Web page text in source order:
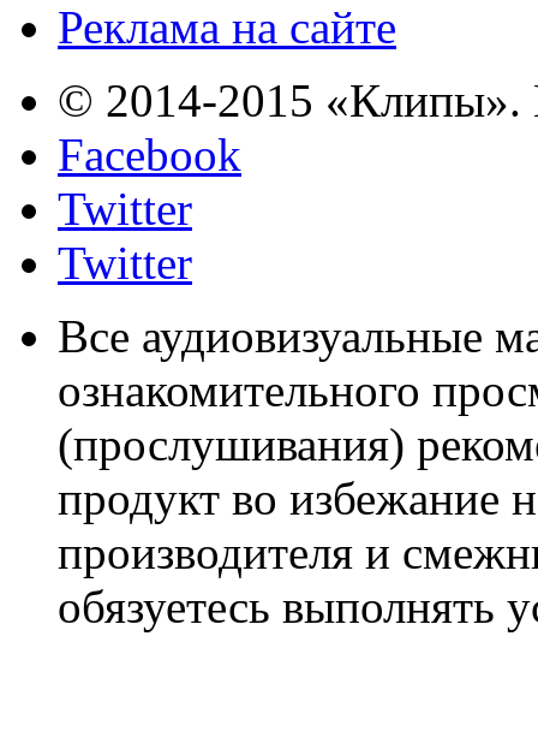
Реклама на сайте
© 2014-2015 «Клипы».
Facebook
Twitter
Twitter
Все аудиовизуальные
ознакомительного
(прослушивания)
продукт во избежание
производителя и
обязуетесь выполнять